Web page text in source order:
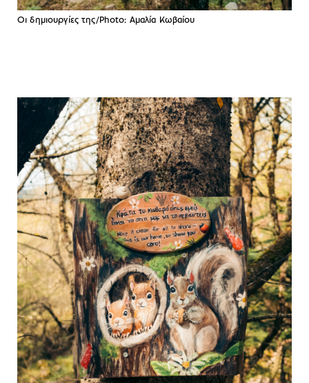
Οι δημιουργίες της/Photo: Αμαλία Κωβαίου